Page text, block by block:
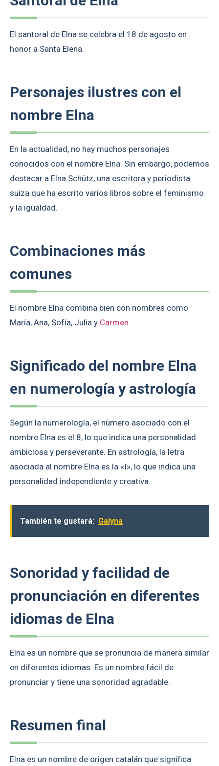
El santoral de Elna se celebra el 18 de agosto en
honor a Santa Elena.
Personajes ilustres con el
nombre Elna
En la actualidad, no hay muchos personajes
conocidos con el nombre Elna. Sin embargo, podemos
destacar a Elna Schütz, una escritora y periodista
suiza que ha escrito varios libros sobre el feminismo
y la igualdad.
Combinaciones más
comunes
El nombre Elna combina bien con nombres como
María, Ana, Sofía, Julia y Carmen.
Significado del nombre Elna
en numerología y astrología
Según la numerología, el número asociado con el
nombre Elna es el 8, lo que indica una personalidad
ambiciosa y perseverante. En astrología, la letra
asociada al nombre Elna es la «I», lo que indica una
personalidad independiente y creativa.
También te gustará: Galyna
Sonoridad y facilidad de
pronunciación en diferentes
idiomas de Elna
Elna es un nombre que se pronuncia de manera similar
en diferentes idiomas. Es un nombre fácil de
pronunciar y tiene una sonoridad agradable.
Resumen final
Elna es un nombre de origen catalán que significa